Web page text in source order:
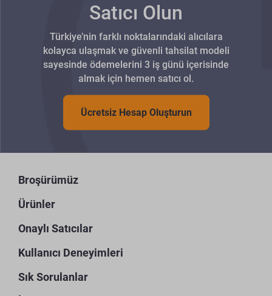
Satıcı Olun
Türkiye’nin farklı noktalarındaki alıcılara
kolayca ulaşmak ve güvenli tahsilat modeli
sayesinde ödemelerini 3 iş günü içerisinde
almak için hemen satıcı ol.
Ücretsiz Hesap Oluşturun
Broşürümüz
Ürünler
Onaylı Satıcılar
Kullanıcı Deneyimleri
Sık Sorulanlar